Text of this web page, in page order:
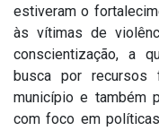
estiveram o
às vítimas de
conscientização, a
busca por recursos
município e também
com foco em